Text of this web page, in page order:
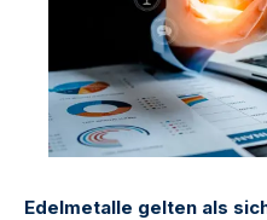
Edelmetalle gelten als